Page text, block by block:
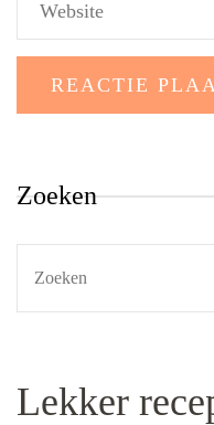
Zoeken
Lekker